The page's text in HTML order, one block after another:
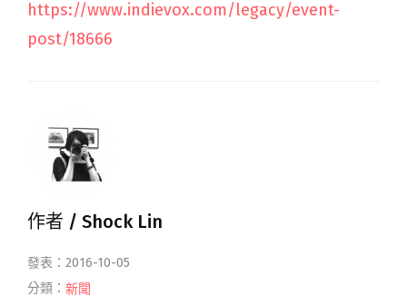
https://www.indievox.com/legacy/event-
post/18666
作者 / Shock Lin
發表：2016-10-05
分類： 新聞